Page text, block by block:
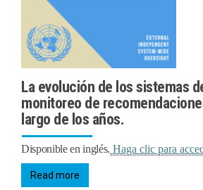
La evolución de los sistemas
monitoreo de
largo de los años.
Disponible en inglés. Haga clic para
Read more